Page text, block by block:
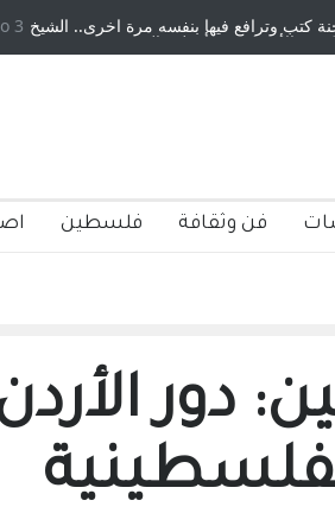
دكريات بغداد ٍ: عاشها وكتبها :وليد رباح – 3 years ago
فن وثقافة فلسطين
دور